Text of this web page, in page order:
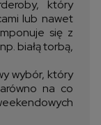
który
lub nawet
się z
białą torbą,
wybór, który
na co